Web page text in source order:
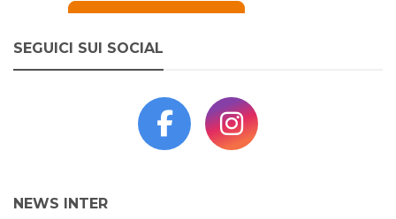
SEGUICI SUI SOCIAL
NEWS INTER